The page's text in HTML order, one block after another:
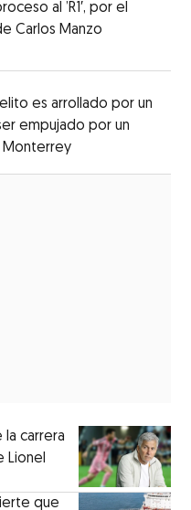
al ’R1′, por el
Carlos Manzo
es arrollado por un
empujado por un
MonterreyOpens in new
la carrera
que